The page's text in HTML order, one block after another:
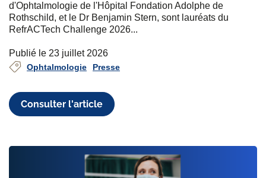
d'Ophtalmologie de l'Hôpital Fondation Adolphe de
Rothschild, et le Dr Benjamin Stern, sont lauréats du
RefrACTech Challenge 2026...
Publié le 23 juillet 2026
Ophtalmologie Presse
Consulter l'article